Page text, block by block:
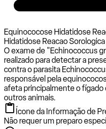
Equinococose Hidatidose
Hidatidose Reacao Sorologica
O exame de "Echinococcus
realizado para detectar a
contra o parasita
responsável pela
afeta principalmente o
outros animais.
Ícone da Informação de
Não requer um preparo